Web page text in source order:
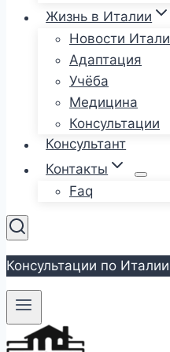
Жизнь в Италии
Новости
Адаптация
Учёба
Медицина
Консультации
Консультант
Контакты
Faq
Консультации по